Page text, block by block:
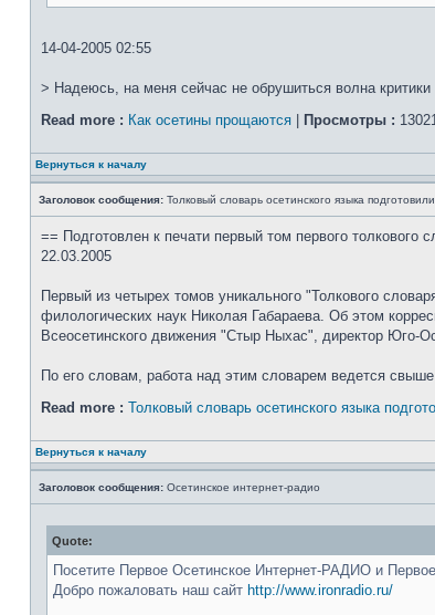
14-04-2005 02:55
> Надеюсь, на меня сейчас не обрушиться волна критики
Read more : Как осетины прощаются Просмотры :
Вернуться к началу
Заголовок сообщения: Толковый словарь осетинского языка
== Подготовлен к печати первый том первого толкового
22.03.2005
Первый из четырех томов уникального "Толкового
филологических наук Николая Габараева. Об этом
Всеосетинского движения "Стыр Ныхас", директор Юго-
По его словам, работа над этим словарем ведется
Read more : Толковый словарь осетинского языка
Вернуться к началу
Заголовок сообщения: Осетинское интернет-радио
Quote:
Посетите Первое Осетинское Интернет-РАДИО и
Добро пожаловать наш сайт http://www.ironradio.ru/